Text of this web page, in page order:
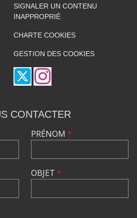
SIGNALER UN CONTENU
INAPPROPRIÉ
CHARTE COOKIES
GESTION DES COOKIES
CONTACTER
PRÉNOM *
OBJET *